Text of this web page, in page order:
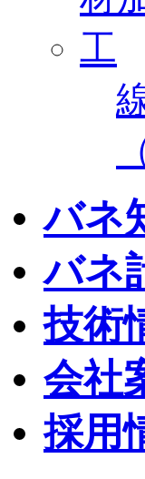
バネ
バネ
技術
会社
採用